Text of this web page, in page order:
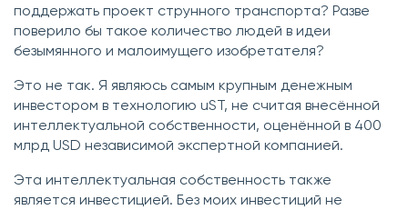
поддержать проект струнного транспорта? Разве
поверило бы такое количество людей в идеи
безымянного и малоимущего изобретателя?
Это не так. Я являюсь самым крупным денежным
инвестором в технологию uST, не считая внесённой
интеллектуальной собственности, оценённой в 400
млрд USD независимой экспертной компанией.
Эта интеллектуальная собственность также
является инвестицией. Без моих инвестиций не